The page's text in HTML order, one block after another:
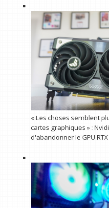
« Les choses semblent
cartes graphiques » :
d'abandonner le GPU